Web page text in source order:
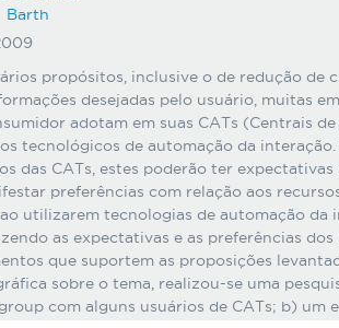
Barth
propósitos, inclusive o de redução de
desejadas pelo usuário, muitas
adotam em suas CATs (Centrais
tecnológicos de automação da
das CATs, estes poderão ter
preferências com relação aos
ao utilizarem tecnologias de automação da
as expectativas e as preferências
que suportem as proposições
sobre o tema, realizou-se uma
com alguns usuários de CATs; b) um